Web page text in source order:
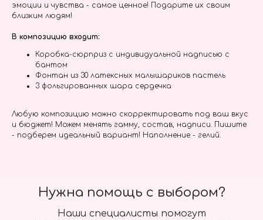
эмоции и чувства - самое ценное! Подарите их своим
близким людям!
В композицию входит:
Коробка-сюрприз с индивидуальной надписью с
бантом
Фонтан из 30 латексных малышариков пастель
3 фольгированных шара сердечка
Любую композицию можно скорректировать под ваш вкус
и бюджет! Можем менять гамму, состав, надписи. Пишите
- подберем идеальный вариант! Наполнение - гелий.
Наши специалисты помогут
Нужна помощь с выбором?